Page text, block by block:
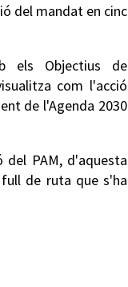
del mandat en cinc
els Objectius de
com l'acció
de l'Agenda 2030
PAM, d'aquesta
de ruta que s'ha